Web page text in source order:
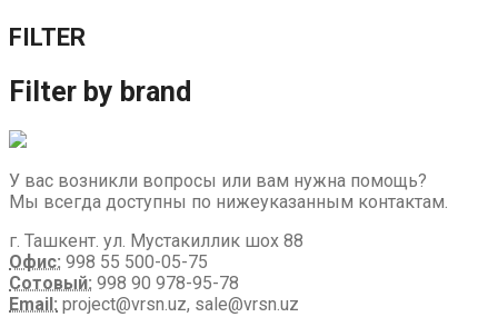
FILTER
Filter by brand
У вас возникли вопросы или вам нужна помощь?
Мы всегда доступны по нижеуказанным контактам.
г. Ташкент. ул. Мустакиллик шох 88
Офис: 998 55 500-05-75
Сотовый: 998 90 978-95-78
Email: project@vrsn.uz, sale@vrsn.uz